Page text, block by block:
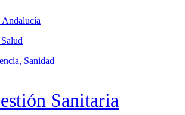
Sanidad
Sanitaria